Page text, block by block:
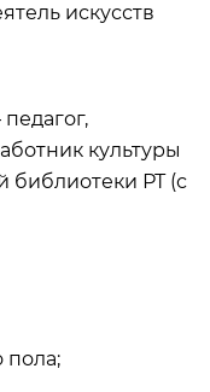
искусств
культуры
библиотеки РТ (с
пола;